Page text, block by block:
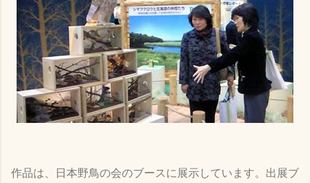
作品は、日本野鳥の会のブースに展示しています。出展ブ